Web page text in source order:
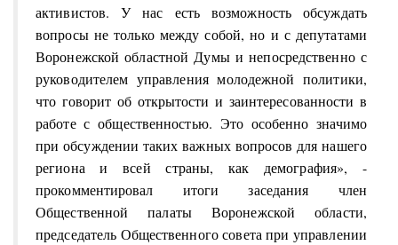
активистов. У нас есть возможность обсуждать
вопросы не только между собой, но и с депутатами
Воронежской областной Думы и непосредственно с
руководителем управления молодежной политики,
что говорит об открытости и заинтересованности в
работе с общественностью. Это особенно значимо
при обсуждении таких важных вопросов для нашего
региона и всей страны, как демография», -
прокомментировал итоги заседания член
Общественной палаты Воронежской области,
председатель Общественного совета при управлении